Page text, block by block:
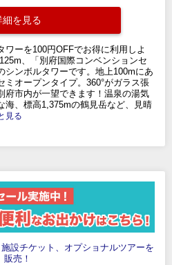
細を見る
ワーを100円OFFでお得に利用しよ
、「別府国際コンベンションセ
シンボルタワーです。地上100mにあ
ミオープンタイプ。360°がガラス張
府市内が一望できます！温泉の湯気
海、標高1,375mの鶴見岳など、見晴
見る
設チケット、オプショナルツアーを
販売！